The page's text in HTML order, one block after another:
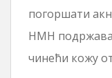
погоршати
НМН подржава
чинећи кожу